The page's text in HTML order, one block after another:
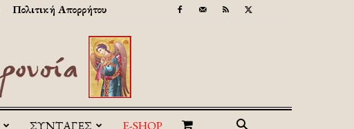
Πολιτική Απορρήτου
ΣΥΝΤΑΓΕΣ E-SHOP